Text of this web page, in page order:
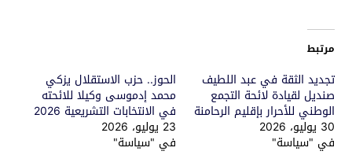
مرتبط
تجديد الثقة في عبد اللطيف
صنديل لقيادة لائحة التجمع
الوطني للأحرار بإقليم الرحامنة
30 يوليو، 2026
في "سياسة"
الحوز.. حزب الاستقلال يزكي
محمد إدموسى وكيلا للائحته
في الانتخابات التشريعية 2026
23 يوليو، 2026
في "سياسة"